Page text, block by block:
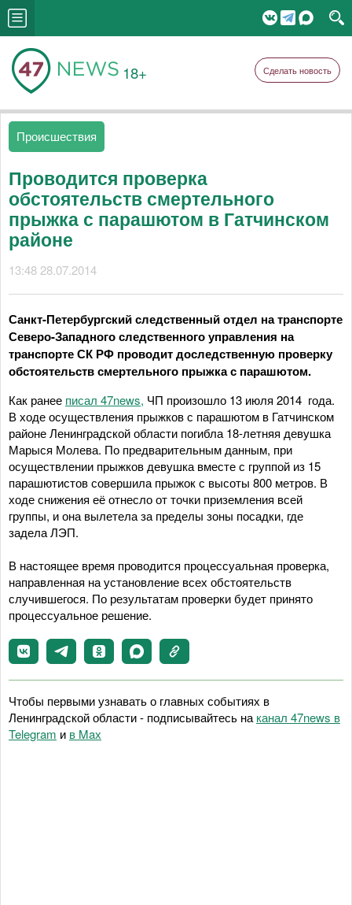
18+ Сделать новость
Происшествия
Проводится проверка
обстоятельств смертельного
прыжка с парашютом в Гатчинском
районе
13:48 28.07.2014
Санкт-Петербургский следственный отдел на транспорте
Северо-Западного следственного управления на
транспорте СК РФ проводит доследственную проверку
обстоятельств смертельного прыжка с парашютом.
Как ранее писал 47news, ЧП произошло 13 июля 2014 года.
В ходе осуществления прыжков с парашютом в Гатчинском
районе Ленинградской области погибла 18-летняя девушка
Марыся Молева. По предварительным данным, при
осуществлении прыжков девушка вместе с группой из 15
парашютистов совершила прыжок с высоты 800 метров. В
ходе снижения её отнесло от точки приземления всей
группы, и она вылетела за пределы зоны посадки, где
задела ЛЭП.
В настоящее время проводится процессуальная проверка,
направленная на установление всех обстоятельств
случившегося. По результатам проверки будет принято
процессуальное решение.
Чтобы первыми узнавать о главных событиях в
Ленинградской области - подписывайтесь на канал 47news в
Telegram и в Maх